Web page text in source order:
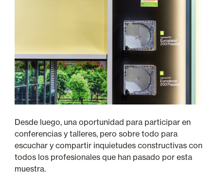
Desde luego, una oportunidad para participar en
conferencias y talleres, pero sobre todo para
escuchar y compartir inquietudes constructivas con
todos los profesionales que han pasado por esta
muestra.